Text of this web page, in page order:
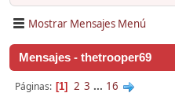
Mostrar Mensajes Menú
Mensajes - thetrooper69
Páginas 1 2 3 ... 16